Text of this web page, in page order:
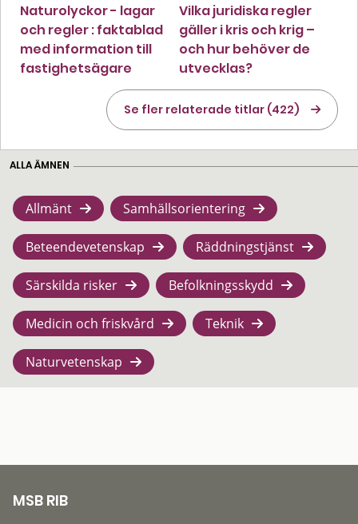
Naturolyckor - lagar
och regler : faktablad
med information till
fastighetsägare
Vilka juridiska regler
gäller i kris och krig –
och hur behöver de
utvecklas?
Se fler relaterade titlar (422)
ALLA ÄMNEN
Allmänt Samhällsorientering
Beteendevetenskap Räddningstjänst
Särskilda risker Befolkningsskydd
Medicin och friskvård Teknik
Naturvetenskap
MSB RIB